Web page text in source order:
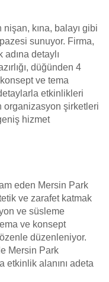
kına, balayı gibi
sunuyor. Firma,
detaylı
düğünden 4
ve tema
etkinlikleri
organizasyon şirketleri
hizmet
eden Mersin Park
ve zarafet katmak
ve süsleme
ve konsept
düzenleniyor.
Mersin Park
etkinlik alanını adeta